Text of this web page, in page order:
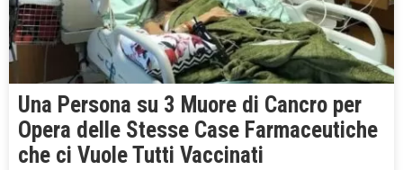
Una Persona su 3 Muore di Cancro per
Opera delle Stesse Case Farmaceutiche
che ci Vuole Tutti Vaccinati